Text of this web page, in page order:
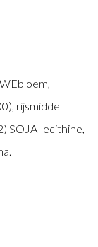
rijsmiddel
SOJA-lecithine,